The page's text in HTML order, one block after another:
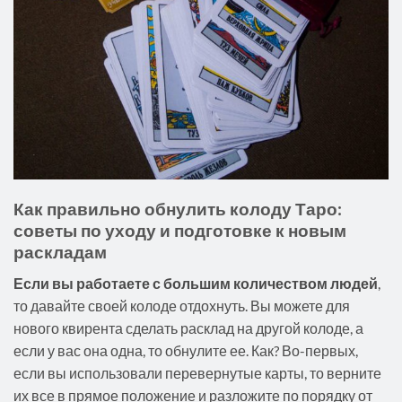
Как правильно обнулить колоду Таро:
советы по уходу и подготовке к новым
раскладам
Если вы работаете с большим количеством людей
то давайте своей колоде отдохнуть. Вы можете для
нового квирента сделать расклад на другой колоде, а
если у вас она одна, то обнулите ее. Как? Во-первых,
если вы использовали перевернутые карты, то верните
их все в прямое положение и разложите по порядку от